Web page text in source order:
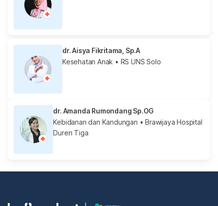
dr. Aisya Fikritama, Sp.A
Kesehatan Anak • RS UNS Solo
dr. Amanda Rumondang Sp.OG
Kebidanan dan Kandungan • Brawijaya Hospital
Duren Tiga